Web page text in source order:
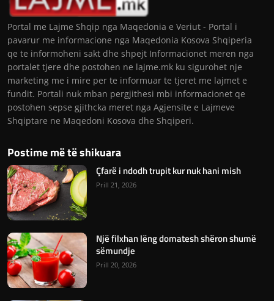
Portal me Lajme Shqip nga Maqedonia e Veriut - Portal i
pavarur me informacione nga Maqedonia Kosova Shqiperia
qe te informoheni sakt dhe shpejt Informacionet meren nga
portalet tjere dhe postohen ne lajme.mk ku sigurohet nje
marketing me i mire per te informuar te tjeret me lajmet e
fundit. Portali nuk mban pergjithesi mbi informacionet qe
postohen sepse gjithcka meret nga Agjensite e Lajmeve
Shqiptare ne Maqedoni Kosova dhe Shqiperi.
Postime më të shikuara
Çfarë i ndodh trupit kur nuk hani mish
Prill 21, 2026
Një filxhan lëng domatesh shëron shumë
sëmundje
Prill 20, 2026